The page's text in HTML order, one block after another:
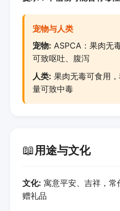
宠物与人类
宠物: ASPCA：果肉无
可致呕吐、腹泻
人类: 果肉无毒可食用
量可致中毒
📖用途与文化
文化: 寓意平安、吉祥，
赠礼品